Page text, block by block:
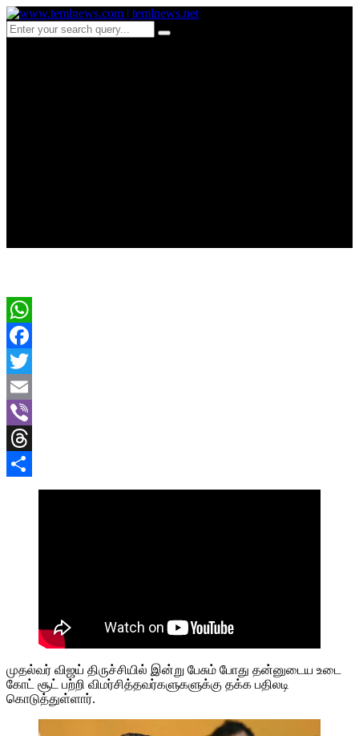
WhatsApp
Facebook
Twitter
Email
Viber
Threads
முதல்வர் விஜய் திருச்சியில் இன்று பேசும் போது தன்னுடைய உடை
கோட் சூட் பற்றி விமர்சித்தவர்களுகளுக்கு தக்க பதிலடி
கொடுத்துள்ளார்.